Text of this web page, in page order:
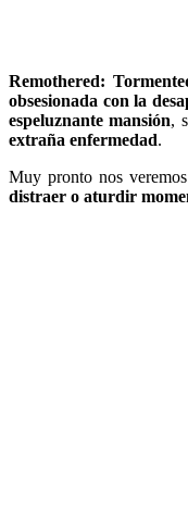
Remothered:
obsesionada con la
espeluznante mansión,
extraña enfermedad.
Muy pronto nos veremos
distraer o aturdir